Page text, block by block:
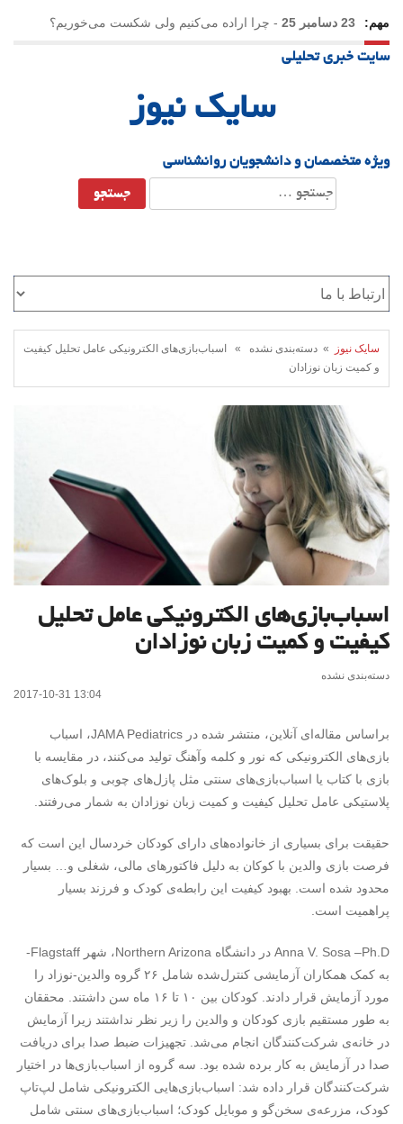
مهم: 23 دسامبر 25 - چرا اراده می‌کنیم ولی شکست می‌خوریم؟
21 دسامبر 25
سایت خبری تحلیلی
سایک نیوز
ویژه متخصصان و دانشجویان روانشناسی
جستجو
برای:
سایک نیوز
» دسته‌بندی نشده » اسباب‌بازی‌های الکترونیکی عامل تحلیل کیفیت
و کمیت زبان نوزادان
اسباب‌بازی‌های الکترونیکی عامل تحلیل
کیفیت و کمیت زبان نوزادان
دسته‌بندی نشده
2017-10-31 13:04
براساس مقاله‌ای آنلاین، منتشر شده در JAMA Pediatrics، اسباب
بازی‌های الکترونیکی که نور و کلمه وآهنگ تولید می‌کنند، در مقایسه با
بازی با کتاب یا اسباب‌بازی‌های سنتی مثل پازل‌های چوبی و بلوک‌های
پلاستیکی عامل تحلیل کیفیت و کمیت زبان نوزادان به شمار می‌رفتند.
حقیقت برای بسیاری از خانواده‌های دارای کودکان خردسال این است که
فرصت بازی والدین با کوکان به دلیل فاکتورهای مالی، شغلی و… بسیار
محدود شده است. بهبود کیفیت این رابطه‌ی کودک و فرزند بسیار
پراهمیت است.
Anna V. Sosa –Ph.D در دانشگاه Northern Arizona، شهر Flagstaff-
به کمک همکاران آزمایشی کنترل‌شده شامل ۲۶ گروه والدین-نوزاد را
مورد آزمایش قرار دادند. کودکان بین ۱۰ تا ۱۶ ماه سن داشتند. محققان
به طور مستقیم بازی کودکان و والدین را زیر نظر نداشتند زیرا آزمایش
در خانه‌ی شرکت‌کنندگان انجام می‌شد. تجهیزات ضبط صدا برای دریافت
صدا در آزمایش به کار برده شده بود. سه گروه از اسباب‌بازی‌ها در اختیار
شرکت‌کنندگان قرار داده شد: اسباب‌بازی‌هایی الکترونیکی شامل لپ‌تاپ
کودک، مزرعه‌ی سخن‌گو و موبایل کودک؛ اسباب‌بازی‌های سنتی شامل